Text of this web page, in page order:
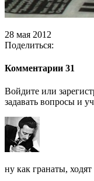
28 мая 2012
Поделиться:
Комментарии 31
Войдите или
задавать вопросы и
ну как гранаты, ходят